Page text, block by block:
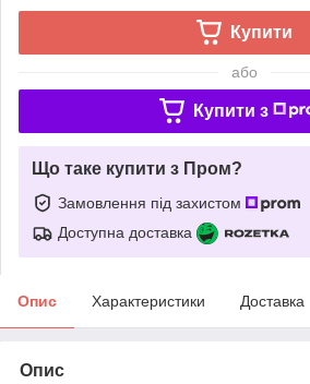
Купити
або
Купити з
Що таке купити з Пром?
Замовлення під захистом
Доступна доставка
Опис Характеристики Доставка
Опис